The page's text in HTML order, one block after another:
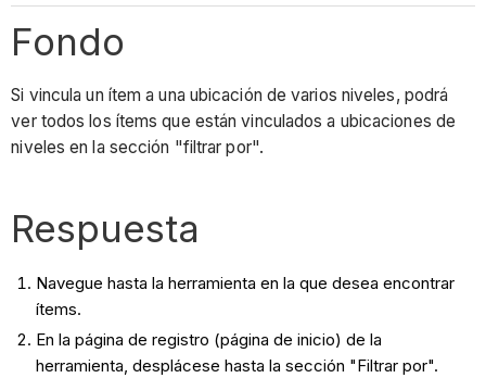
Fondo
Si vincula un ítem a una ubicación de varios niveles, podrá
ver todos los ítems que están vinculados a ubicaciones de
niveles en la sección "filtrar por".
Respuesta
Navegue hasta la herramienta en la que desea encontrar
ítems.
En la página de registro (página de inicio) de la
herramienta, desplácese hasta la sección "Filtrar por".